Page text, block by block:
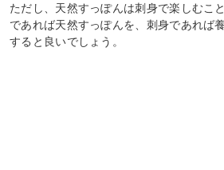
ただし、天然すっぽんは刺身で楽しむこ
であれば天然すっぽんを、刺身であれば
すると良いでしょう。